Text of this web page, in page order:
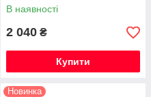
В наявності
2 040 ₴
Купити
Новинка